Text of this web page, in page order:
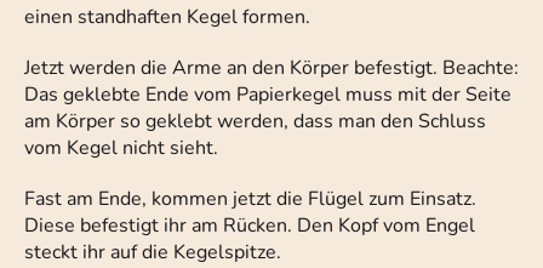
einen standhaften Kegel formen.
Jetzt werden die Arme an den Körper befestigt. Beachte:
Das geklebte Ende vom Papierkegel muss mit der Seite
am Körper so geklebt werden, dass man den Schluss
vom Kegel nicht sieht.
Fast am Ende, kommen jetzt die Flügel zum Einsatz.
Diese befestigt ihr am Rücken. Den Kopf vom Engel
steckt ihr auf die Kegelspitze.